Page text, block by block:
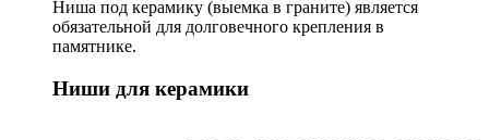
Ниша под керамику (выемка в граните) является
обязательной для долговечного крепления в
памятнике.
Ниши для керамики